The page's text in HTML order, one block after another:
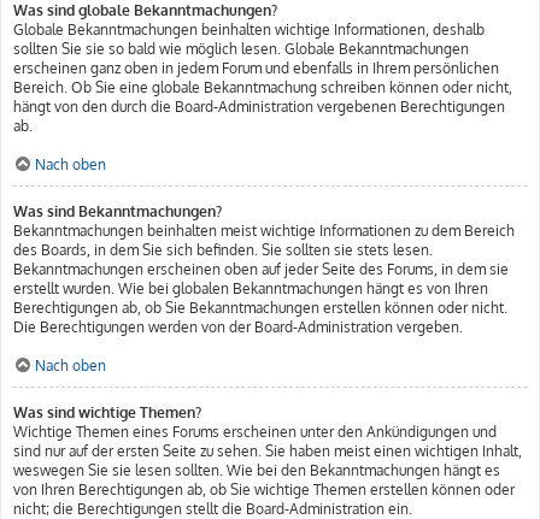
Was sind globale Bekanntmachungen?
Globale Bekanntmachungen beinhalten wichtige Informationen, deshalb
sollten Sie sie so bald wie möglich lesen. Globale Bekanntmachungen
erscheinen ganz oben in jedem Forum und ebenfalls in Ihrem persönlichen
Bereich. Ob Sie eine globale Bekanntmachung schreiben können oder nicht,
hängt von den durch die Board-Administration vergebenen Berechtigungen
ab.
Nach oben
Was sind Bekanntmachungen?
Bekanntmachungen beinhalten meist wichtige Informationen zu dem Bereich
des Boards, in dem Sie sich befinden. Sie sollten sie stets lesen.
Bekanntmachungen erscheinen oben auf jeder Seite des Forums, in dem sie
erstellt wurden. Wie bei globalen Bekanntmachungen hängt es von Ihren
Berechtigungen ab, ob Sie Bekanntmachungen erstellen können oder nicht.
Die Berechtigungen werden von der Board-Administration vergeben.
Nach oben
Was sind wichtige Themen?
Wichtige Themen eines Forums erscheinen unter den Ankündigungen und
sind nur auf der ersten Seite zu sehen. Sie haben meist einen wichtigen Inhalt,
weswegen Sie sie lesen sollten. Wie bei den Bekanntmachungen hängt es
von Ihren Berechtigungen ab, ob Sie wichtige Themen erstellen können oder
nicht; die Berechtigungen stellt die Board-Administration ein.